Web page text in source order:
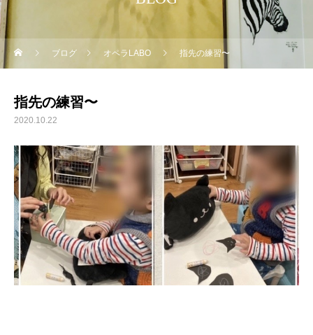
ブログ オペラLABO 指先の練習〜
指先の練習〜
2020.10.22